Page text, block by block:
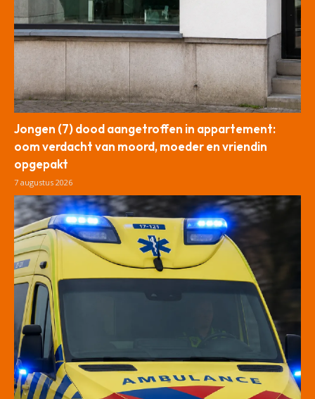
Jongen (7) dood aangetroffen in appartement:
oom verdacht van moord, moeder en vriendin
opgepakt
7 augustus 2026